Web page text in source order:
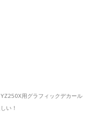
用グラフィックデカール
い！